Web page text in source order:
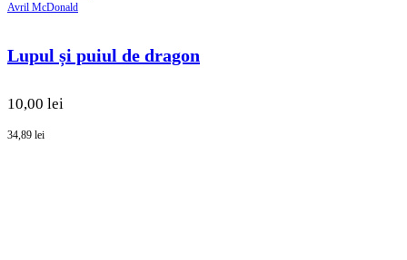
Avril McDonald
Lupul și puiul de dragon
10,00 lei
34,89 lei